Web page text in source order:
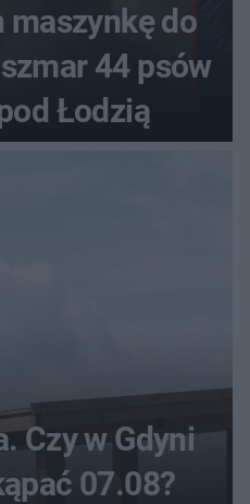
maszynkę do
44 psów
Łodzią
Czy w Gdyni
07.08?